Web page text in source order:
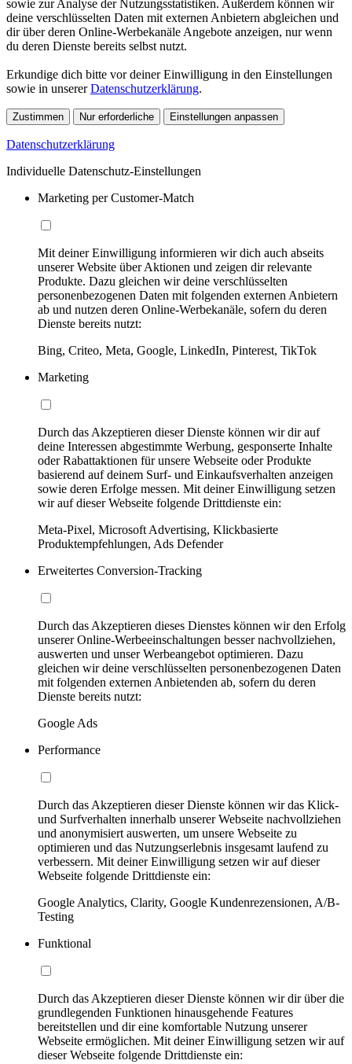
sowie zur Analyse der Nutzungsstatistiken. Außerdem können wir
deine verschlüsselten Daten mit externen Anbietern abgleichen und
dir über deren Online-Werbekanäle Angebote anzeigen, nur wenn
du deren Dienste bereits selbst nutzt.
Erkundige dich bitte vor deiner Einwilligung in den Einstellungen
sowie in unsererDatenschutzerklärung.
Zustimmen Nur erforderliche Einstellungen anpassen
Datenschutzerklärung
Individuelle Datenschutz-Einstellungen
Marketing per Customer-Match
Mit deiner Einwilligung informieren wir dich auch abseits
unserer Website über Aktionen und zeigen dir relevante
Produkte. Dazu gleichen wir deine verschlüsselten
personenbezogenen Daten mit folgenden externen Anbietern
ab und nutzen deren Online-Werbekanäle, sofern du deren
Dienste bereits nutzt:
Bing, Criteo, Meta, Google, LinkedIn, Pinterest, TikTok
Marketing
Durch das Akzeptieren dieser Dienste können wir dir auf
deine Interessen abgestimmte Werbung, gesponserte Inhalte
oder Rabattaktionen für unsere Webseite oder Produkte
basierend auf deinem Surf- und Einkaufsverhalten anzeigen
sowie deren Erfolge messen. Mit deiner Einwilligung setzen
wir auf dieser Webseite folgende Drittdienste ein:
Meta-Pixel, Microsoft Advertising, Klickbasierte
Produktempfehlungen, Ads Defender
Erweitertes Conversion-Tracking
Durch das Akzeptieren dieses Dienstes können wir den Erfolg
unserer Online-Werbeeinschaltungen besser nachvollziehen,
auswerten und unser Werbeangebot optimieren. Dazu
gleichen wir deine verschlüsselten personenbezogenen Daten
mit folgenden externen Anbietenden ab, sofern du deren
Dienste bereits nutzt:
Google Ads
Performance
Durch das Akzeptieren dieser Dienste können wir das Klick-
und Surfverhalten innerhalb unserer Webseite nachvollziehen
und anonymisiert auswerten, um unsere Webseite zu
optimieren und das Nutzungserlebnis insgesamt laufend zu
verbessern. Mit deiner Einwilligung setzen wir auf dieser
Webseite folgende Drittdienste ein:
Google Analytics, Clarity, Google Kundenrezensionen, A/B-
Testing
Funktional
Durch das Akzeptieren dieser Dienste können wir dir über die
grundlegenden Funktionen hinausgehende Features
bereitstellen und dir eine komfortable Nutzung unserer
Webseite ermöglichen. Mit deiner Einwilligung setzen wir auf
dieser Webseite folgende Drittdienste ein: